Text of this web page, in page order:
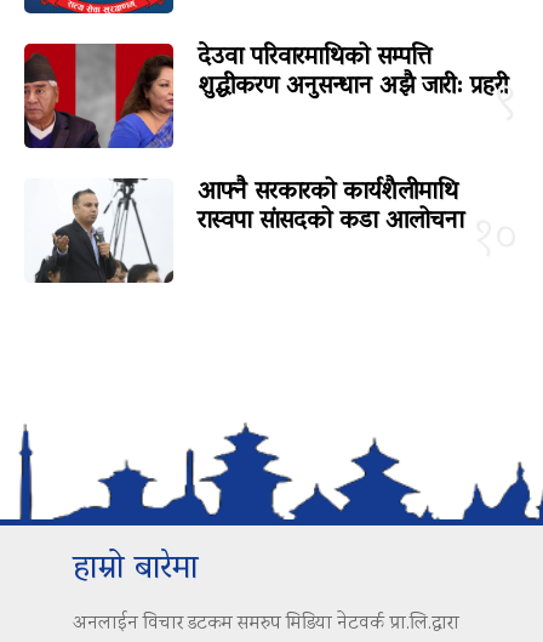
९
देउवा परिवारमाथिको सम्पत्ति
शुद्धीकरण अनुसन्धान अझै जारी: प्रहरी
आफ्नै सरकारको कार्यशैलीमाथि
रास्वपा सांसदको कडा आलोचना
हाम्रो बारेमा
अनलाईन विचार डटकम समरुप मिडिया नेटवर्क प्रा.लि.द्वारा